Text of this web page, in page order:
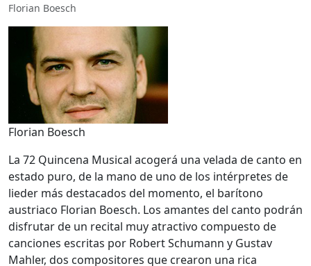
Florian Boesch
Florian Boesch
La 72 Quincena Musical acogerá una velada de canto en
estado puro, de la mano de uno de los intérpretes de
lieder más destacados del momento, el barítono
austriaco Florian Boesch. Los amantes del canto podrán
disfrutar de un recital muy atractivo compuesto de
canciones escritas por Robert Schumann y Gustav
Mahler, dos compositores que crearon una rica